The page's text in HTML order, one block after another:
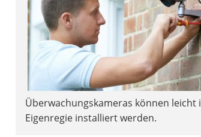
Überwachungskameras können leicht
Eigenregie installiert werden.